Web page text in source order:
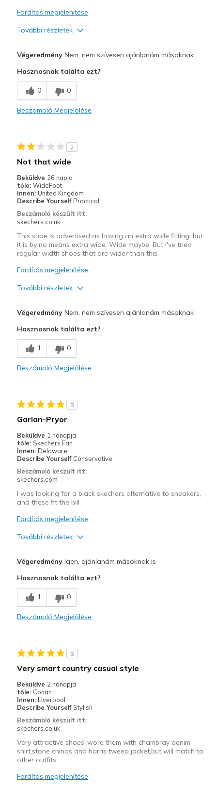
Fordítás megjelenítése
További részletek
Legjobb használat
Casual Wear
Going Out
Sizing
Feels full size too small
View On Shoes
VégeredményNem, nem szívesen ajánlanám másoknak
Hasznosnak találta ezt?
0 0
Beszámoló Megjelölése
2
Not that wide
Beküldve 26 napja
tőle: WideFoot
Innen: United Kingdom
Describe Yourself Practical
Beszámoló készült itt:
skechers.co.uk
This shoe is advertised as having an extra wide fitting, but
it is by no means extra wide. Wide maybe. But I've tried
regular width shoes that are wider than this.
Fordítás megjelenítése
További részletek
Width
View On Shoes
VégeredményNem, nem szívesen ajánlanám másoknak
Hasznosnak találta ezt?
1 0
Beszámoló Megjelölése
5
Garlan-Pryor
Beküldve 1 hónapja
tőle: Skechers Fan
Innen: Delaware
Describe Yourself Conservative
Beszámoló készült itt:
skechers.com
I was looking for a black skechers alternative to sneakers,
and these fit the bill.
Fordítás megjelenítése
További részletek
Kontra
Need Break In
Feels true to width
Sizing
Feels true to size
View On Shoes
VégeredményIgen, ajánlanám másoknak is
Hasznosnak találta ezt?
1 0
Beszámoló Megjelölése
5
Very smart country casual style
Beküldve 2 hónapja
tőle: Conan
Innen: Liverpool
Describe Yourself Stylish
Beszámoló készült itt:
skechers.co.uk
Very attractive shoes ,wore them with chambray denim
shirt,stone chinos and harris tweed jacket,but will match to
other outfits
Fordítás megjelenítése